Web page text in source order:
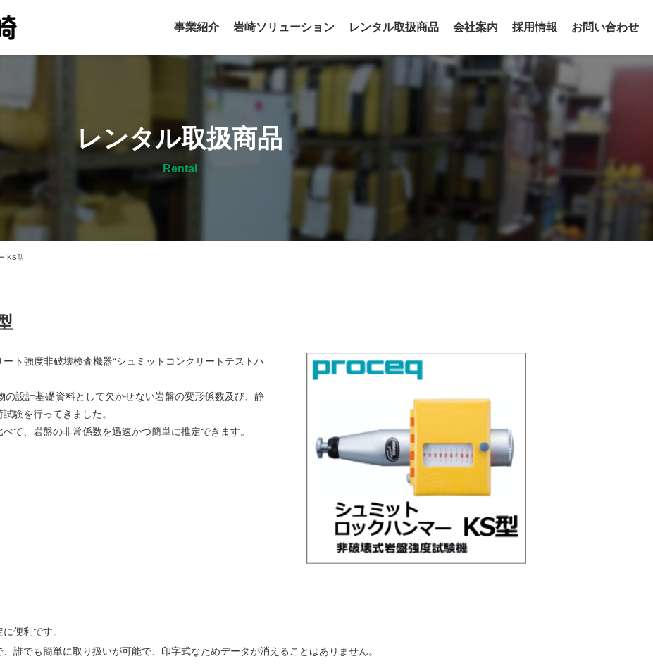
事業紹介 岩崎ソリューション レンタル取扱商品 会社案内 採用情報 お問い合わせ
レンタル取扱商品
Rental
ト強度非破壊検査機器“シュミットコンクリートテストハ
設計基礎資料として欠かせない岩盤の変形係数及び、静
験を行ってきました。
て、岩盤の非常係数を迅速かつ簡単に推定できます。
便利です。
誰でも簡単に取り扱いが可能で、印字式なためデータが消えることはありません。
KS型